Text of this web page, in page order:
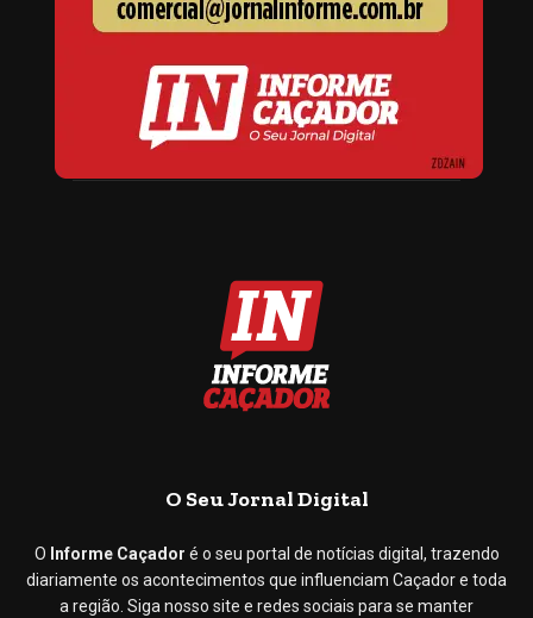
O Seu Jornal Digital
O Informe Caçador é o seu portal de notícias digital, trazendo
diariamente os acontecimentos que influenciam Caçador e toda
a região. Siga nosso site e redes sociais para se manter